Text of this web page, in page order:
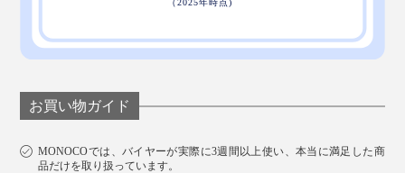
お買い物ガイド
MONOCOでは、バイヤーが実際に3週間以上使い、本当に満足した商
品だけを取り扱っています。